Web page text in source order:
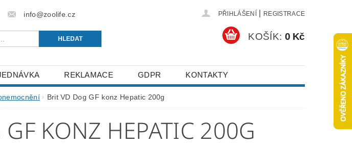
info@zoolife.cz PŘIHLÁŠENÍ REGISTRACE
KOŠÍK: 0 Kč
REKLAMACE GDPR KONTAKTY
Brit VD Dog GF konz Hepatic 200g
KONZ HEPATIC 200G